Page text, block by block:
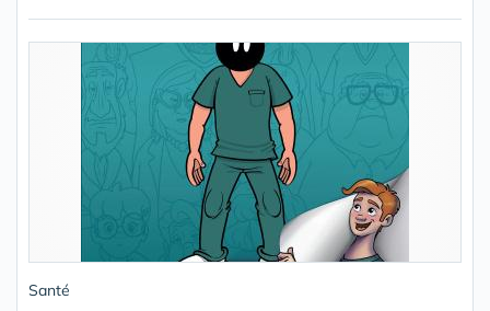
Santé